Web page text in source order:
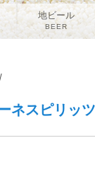
ネスピリッ
地ビール
BEER